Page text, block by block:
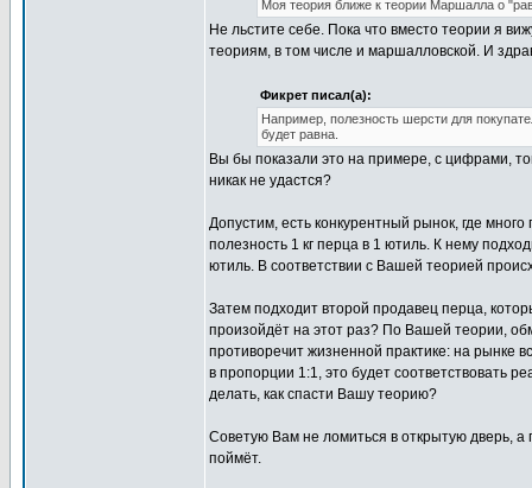
Моя теория ближе к теории Маршалла о
Не льстите себе. Пока что вместо теории я
теориям, в том числе и маршалловской. И
Фикрет писал(а):
Например, полезность шерсти для
будет равна.
Вы бы показали это на примере, с цифрами,
никак не удастся?
Допустим, есть конкурентный рынок, где
полезность 1 кг перца в 1 ютиль. К нему
ютиль. В соответствии с Вашей теорией
Затем подходит второй продавец перца,
произойдёт на этот раз? По Вашей теории,
противоречит жизненной практике: на рынке
в пропорции 1:1, это будет соответствовать
делать, как спасти Вашу теорию?
Советую Вам не ломиться в открытую дверь, а
поймёт.